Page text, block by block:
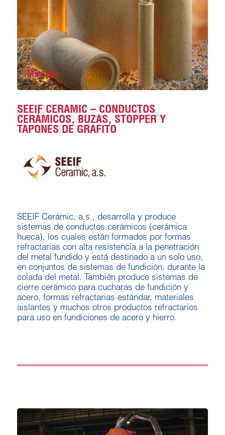
Más info
SEEIF CERAMIC – CONDUCTOS
CERÁMICOS, BUZAS, STOPPER Y
TAPONES DE GRAFITO
SEEIF Cerámic, a.s., desarrolla y produce
sistemas de conductos cerámicos (cerámica
hueca), los cuales están formados por formas
refractarias con alta resistencia a la penetración
del metal fundido y está destinado a un solo uso,
en conjuntos de sistemas de fundición, durante la
colada del metal. También produce sistemas de
cierre cerámico para cucharas de fundición y
acero, formas refractarias estándar, materiales
aislantes y muchos otros productos refractarios
para uso en fundiciones de acero y hierro.